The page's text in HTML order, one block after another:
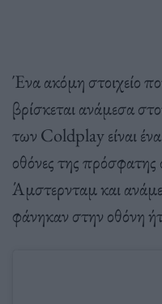
Ένα ακόμη στοιχείο
βρίσκεται ανάμεσα
των Coldplay είναι
οθόνες της
Άμστερνταμ και
φάνηκαν στην οθόνη